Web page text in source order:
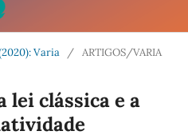
Varia / ARTIGOS/VARIA
lei clássica e a